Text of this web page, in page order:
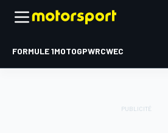
FORMULE 1MOTOGPWRCWEC